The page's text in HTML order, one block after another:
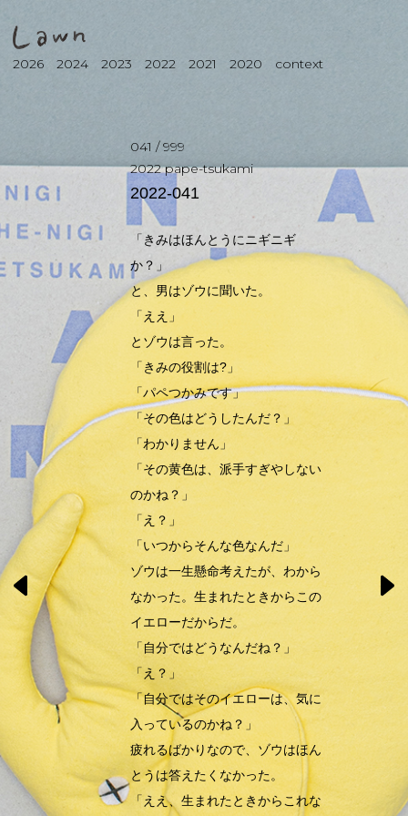
2026 2024 2023 2022 2021 2020 context
041 /999
2022pape-tsukami
2022-041
「きみはほんとうにニギニギ
か？」
と、男はゾウに聞いた。
「ええ」
とゾウは言った。
「きみの役割は?」
「パペつかみです」
「その色はどうしたんだ？」
「わかりません」
「その黄色は、派手すぎやしない
のかね？」
「え？」
「いつからそんな色なんだ」
ゾウは一生懸命考えたが、わから
なかった。生まれたときからこの
イエローだからだ。
「自分ではどうなんだね？」
「え？」
「自分ではそのイエローは、気に
入っているのかね？」
疲れるばかりなので、ゾウはほん
とうは答えたくなかった。
「ええ、生まれたときからこれな